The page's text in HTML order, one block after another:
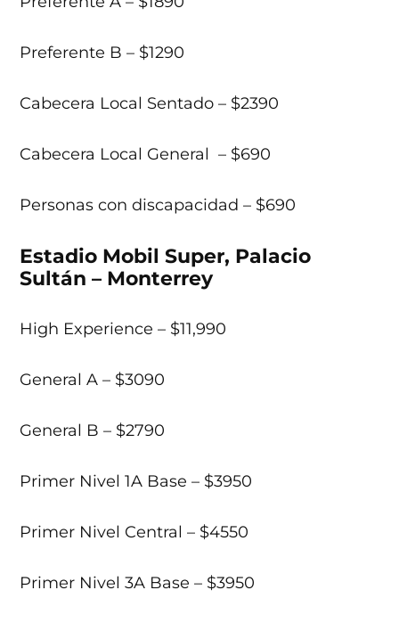
Preferente B – $1290
Cabecera Local Sentado – $2390
Cabecera Local General – $690
Personas con discapacidad – $690
Estadio Mobil Super, Palacio
Sultán – Monterrey
High Experience – $11,990
General A – $3090
General B – $2790
Primer Nivel 1A Base – $3950
Primer Nivel Central – $4550
Primer Nivel 3A Base – $3950